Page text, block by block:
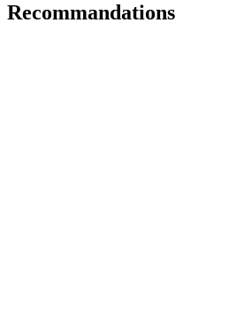
Recommandations